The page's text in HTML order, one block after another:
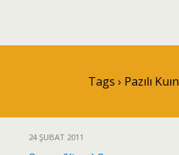
Tags › Pazılı
24 ŞUBAT 2011